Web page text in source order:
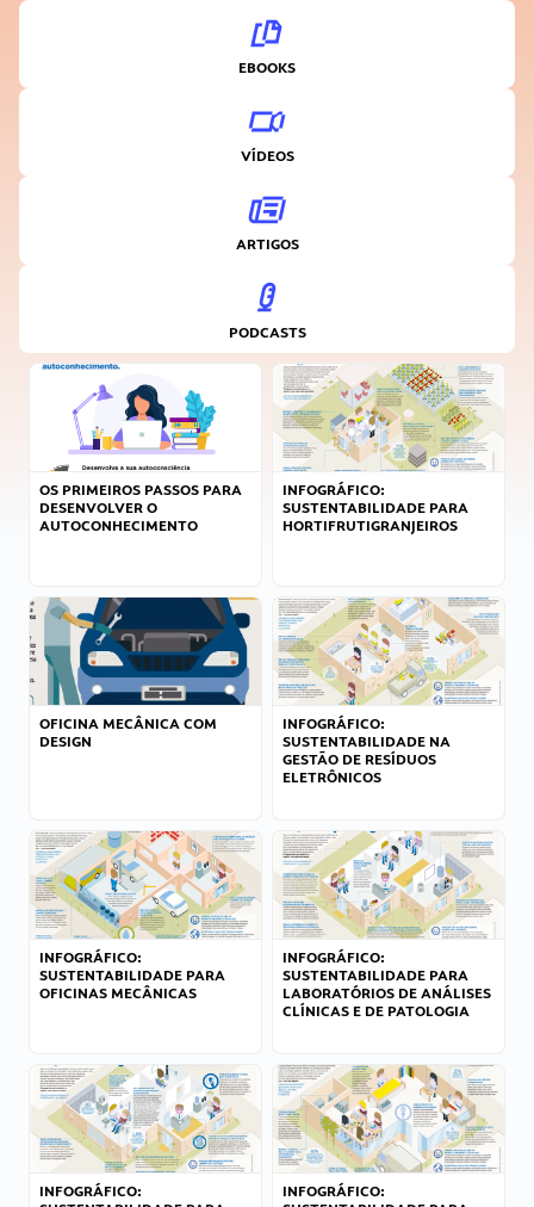
EBOOKS
VÍDEOS
ARTIGOS
PODCASTS
OS PRIMEIROS PASSOS PARA
DESENVOLVER O
AUTOCONHECIMENTO
INFOGRÁFICO:
SUSTENTABILIDADE PARA
HORTIFRUTIGRANJEIROS
OFICINA MECÂNICA COM
DESIGN
INFOGRÁFICO:
SUSTENTABILIDADE NA
GESTÃO DE RESÍDUOS
ELETRÔNICOS
INFOGRÁFICO:
SUSTENTABILIDADE PARA
OFICINAS MECÂNICAS
INFOGRÁFICO:
SUSTENTABILIDADE PARA
LABORATÓRIOS DE ANÁLISES
CLÍNICAS E DE PATOLOGIA
INFOGRÁFICO:
INFOGRÁFICO: